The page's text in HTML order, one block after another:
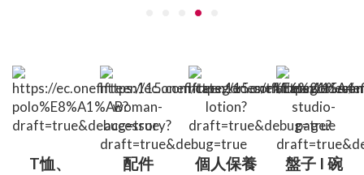
T恤、
配件 個人保養 盤子 I 碗